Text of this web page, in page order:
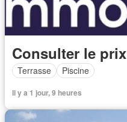
Consulter le prix
Terrasse Piscine
Il y a 1 jour, 9 heures